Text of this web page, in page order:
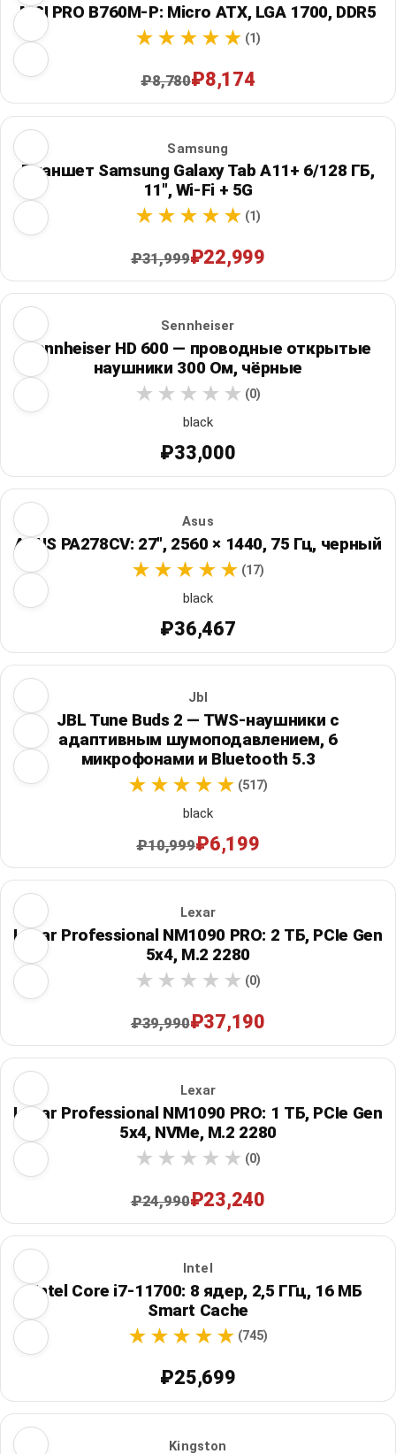
MSI PRO B760M-P: Micro ATX, LGA 1700, DDR5
(1)
₽8,780₽8,174
Samsung
Планшет Samsung Galaxy Tab A11+ 6/128 ГБ,
11", Wi‑Fi + 5G
(1)
₽31,999₽22,999
Sennheiser
Sennheiser HD 600 — проводные открытые
наушники 300 Ом, чёрные
(0)
black
₽33,000
Asus
ASUS PA278CV: 27", 2560 × 1440, 75 Гц, черный
(17)
black
₽36,467
Jbl
JBL Tune Buds 2 — TWS-наушники с
адаптивным шумоподавлением, 6
микрофонами и Bluetooth 5.3
(517)
black
₽10,999₽6,199
Lexar
Lexar Professional NM1090 PRO: 2 ТБ, PCIe Gen
5x4, M.2 2280
(0)
₽39,990₽37,190
Lexar
Lexar Professional NM1090 PRO: 1 ТБ, PCIe Gen
5x4, NVMe, M.2 2280
(0)
₽24,990₽23,240
Intel
Intel Core i7-11700: 8 ядер, 2,5 ГГц, 16 МБ
Smart Cache
(745)
₽25,699
Kingston